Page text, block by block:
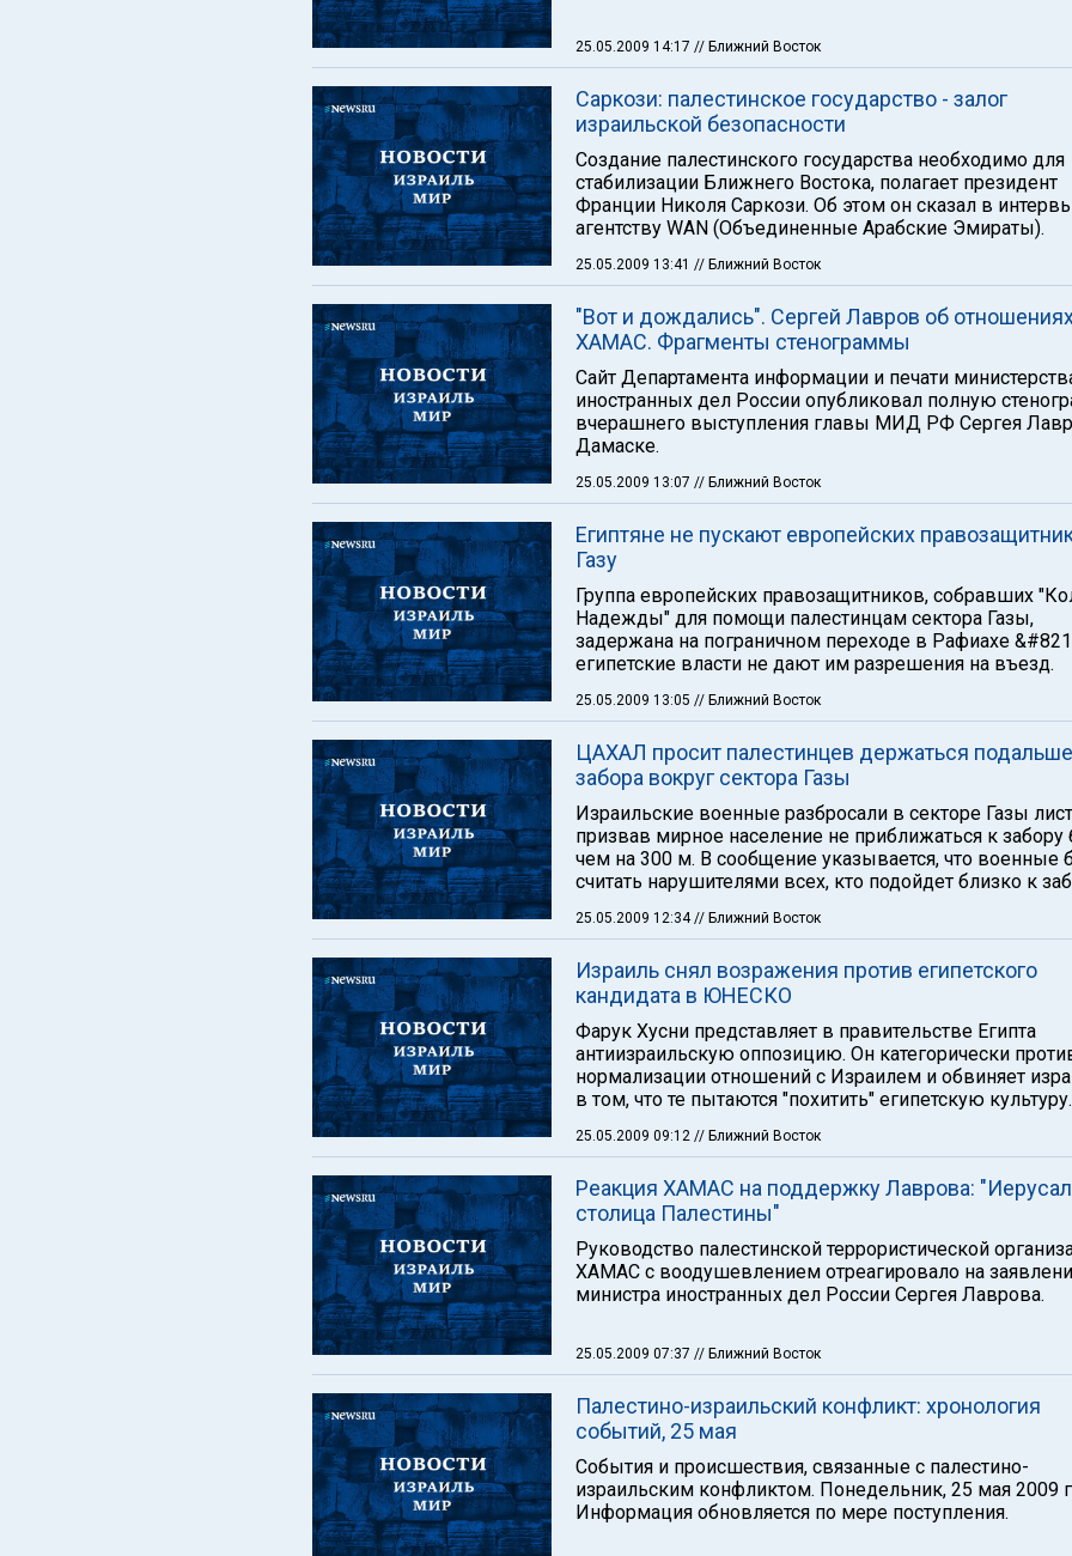
25.05.2009 14:17 // Ближний Восток
Саркози: палестинское государство - залог
израильской безопасности
Создание палестинского государства необходимо для
стабилизации Ближнего Востока, полагает президент
Франции Николя Саркози. Об этом он сказал в
агентству WAN (Объединенные Арабские Эмираты).
25.05.2009 13:41 // Ближний Восток
"Вот и дождались". Сергей Лавров об
ХАМАС. Фрагменты стенограммы
Сайт Департамента информации и печати
иностранных дел России опубликовал полную
вчерашнего выступления главы МИД РФ Сергея
Дамаске.
25.05.2009 13:07 // Ближний Восток
Египтяне не пускают европейских
Газу
Группа европейских правозащитников, собравших
Надежды" для помощи палестинцам сектора Газы,
задержана на пограничном переходе в Рафиахе
египетские власти не дают им разрешения на въезд.
25.05.2009 13:05 // Ближний Восток
ЦАХАЛ просит палестинцев держаться
забора вокруг сектора Газы
Израильские военные разбросали в секторе Газы
призвав мирное население не приближаться к забору
чем на 300 м. В сообщение указывается, что военные
считать нарушителями всех, кто подойдет близко к
25.05.2009 12:34// Ближний Восток
Израиль снял возражения против египетского
кандидата в ЮНЕСКО
Фарук Хусни представляет в правительстве Египта
антиизраильскую оппозицию. Он категорически
нормализации отношений с Израилем и обвиняет
в том, что те пытаются "похитить" египетскую культуру.
25.05.2009 09:12 // Ближний Восток
Реакция ХАМАС на поддержку Лаврова:
столица Палестины"
Руководство палестинской террористической
ХАМАС с воодушевлением отреагировало на
министра иностранных дел России Сергея Лаврова.
25.05.2009 07:37 // Ближний Восток
Палестино-израильский конфликт: хронология
событий, 25 мая
События и происшествия, связанные с палестино-
израильским конфликтом. Понедельник, 25 мая 2009
Информация обновляется по мере поступления.